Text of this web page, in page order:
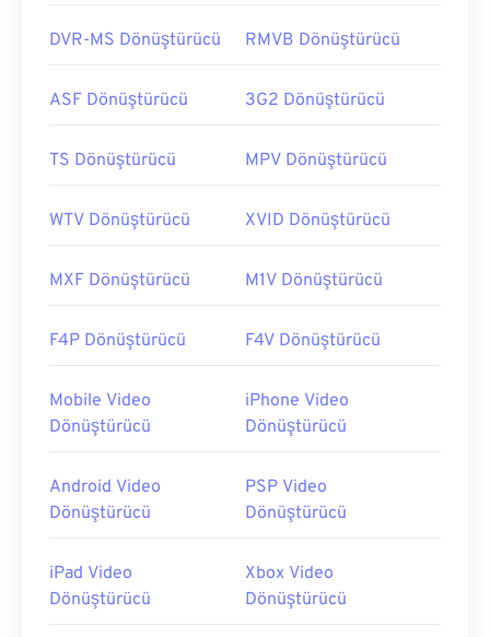
DVR-MS Dönüştürücü RMVB Dönüştürücü
ASF Dönüştürücü 3G2 Dönüştürücü
TS Dönüştürücü MPV Dönüştürücü
WTV Dönüştürücü XVID Dönüştürücü
MXF Dönüştürücü M1V Dönüştürücü
F4P Dönüştürücü F4V Dönüştürücü
Mobile Video
Dönüştürücü
iPhone Video
Dönüştürücü
Android Video
Dönüştürücü
PSP Video
Dönüştürücü
iPad Video
Dönüştürücü
Xbox Video
Dönüştürücü